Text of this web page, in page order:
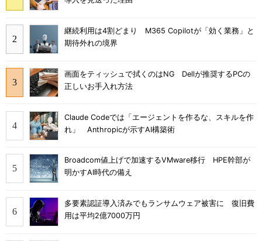
継続利用は4割どまり M365 Copilotが「効く業務」と
期待外れの境界
画面をティッシュで拭くのはNG Dellが推奨するPCの
正しいお手入れ方法
Claude Codeでは「エージェントを作るな、スキルを作
れ」 Anthropicが示すAI構築術
Broadcom値上げで加速するVMware移行 HPE幹部が
明かすAI時代の備え
多要素認証導入済みでもランサムウェア被害に 復旧費
用は平均2億7000万円